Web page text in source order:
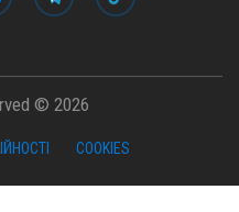
© 2026
COOKIES